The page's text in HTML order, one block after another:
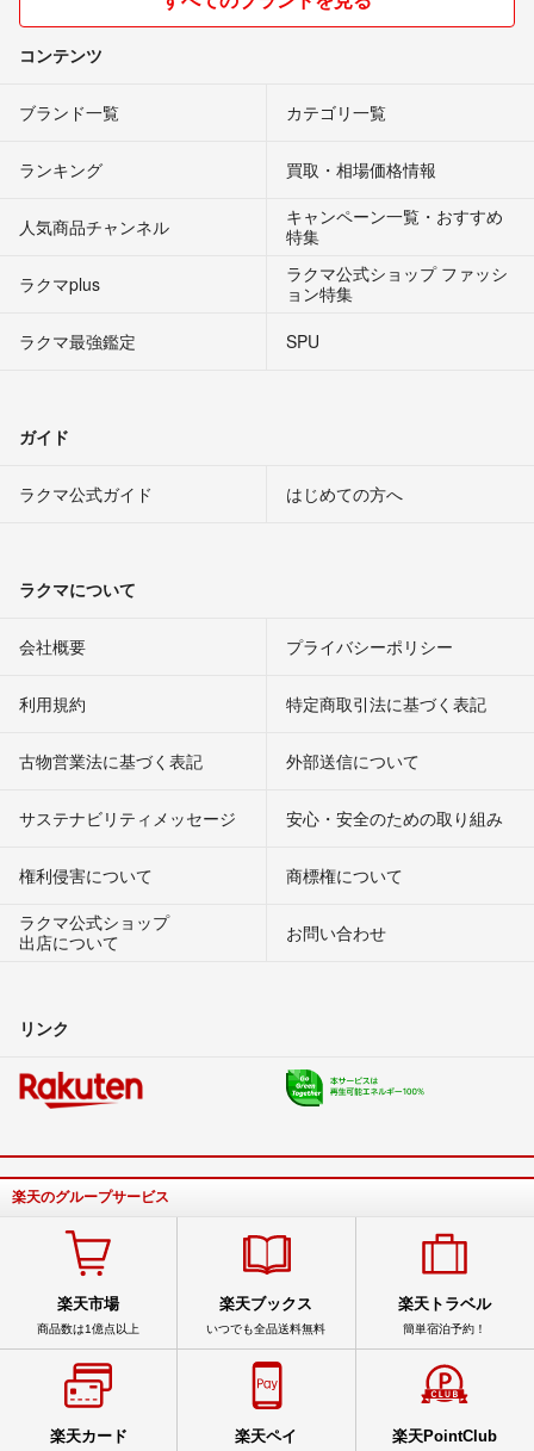
コンテンツ
ブランド一覧 カテゴリ一覧
ランキング 買取・相場価格情報
人気商品チャンネル
キャンペーン一覧・おすすめ
特集
ラクマplus
ラクマ公式ショップ ファッシ
ョン特集
ラクマ最強鑑定
SPU
ガイド
ラクマ公式ガイド はじめての方へ
ラクマについて
会社概要 プライバシーポリシー
利用規約 特定商取引法に基づく表記
古物営業法に基づく表記 外部送信について
サステナビリティメッセージ 安心・安全のための取り組み
権利侵害について
商標権について
ラクマ公式ショップ
出店について
お問い合わせ
リンク
楽天のグループサービス
楽天市場
商品数は1億点以上
楽天ブックス
いつでも全品送料無料
楽天トラベル
簡単宿泊予約！
楽天カード 楽天ペイ 楽天PointClub